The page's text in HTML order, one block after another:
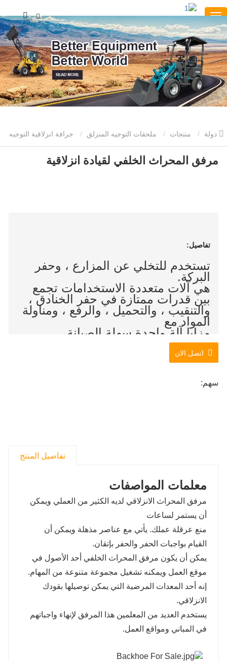
منتجات ملحقات التوجيه المنزلق جرافة انزلاقية التوجيه
مرفق المحراث الخلفي لقيادة انزلاقية
تفاصيل:
تستخدم للتخلي عن المزارع ، وحفر
البركة.
هي آلات متعددة الاستخدامات تجمع
بين قدرات ممتازة في حفر الخنادق ،
والتنقيب ، والتحميل ، والرفع ، ومناولة
المواد مع
مزايا آلة واحدة سهلة الصيانة
والتشغيل.
اتصل الان
سهم:
تفاصيل المنتج
معلمات المواصفات
مرفق المحراث الانزلاقي لديه الكثير من العملي ويمكن
أن يستمر لساعات
منع عرقلة عملك. يأتي مع عناصر مذهلة ويمكن أن
القيام بواجبات الحفر والحفر بإتقان.
يمكن أن يكون مرفق المحراث الخلفي أحد الأصول في
موقع العمل ويمكنه تشغيل مجموعة متنوعة من المهام.
إنه أحد المعدات المرضية التي يمكن توصيلها بقودك
الانزلاقي.
يستخدم العديد من المعلمين هذا المرفق لإنهاء واجباتهم
في المباني ومواقع العمل.